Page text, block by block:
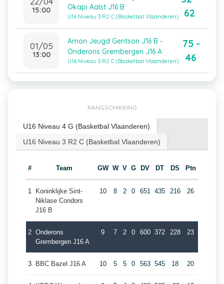
15:00
Okapi Aalst J16 B
U16 Niveau 3 R2 C (Basketbal Vlaanderen)
62
01/05
13:00
Amon Jeugd Gentson J16 B -
Onderons Grembergen J16 A
U16 Niveau 3 R2 C (Basketbal Vlaanderen)
75 -
46
RANGSCHIKKING
U16 Niveau 4 G (Basketbal Vlaanderen)
U16 Niveau 3 R2 C (Basketbal Vlaanderen)
# Team GW W V G DV DT DS Ptn
1
Koninklijke Sint-
Niklase Condors
J16 B
10 8 2 0 651 435 216 26
2 Onderons
Grembergen J16 A
9 7 2 0 600 372 228 23
3 BBC Bazel J16 A 10 5 5 0 563 545 18 20